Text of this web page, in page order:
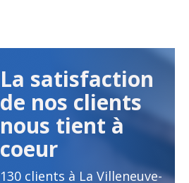
La satisfaction
de nos clients
nous tient à
coeur
130 clients à La Villeneuve-